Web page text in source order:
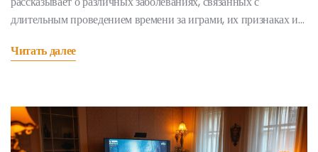
длительным проведением времени за играми, их признаках и
и что делать, чтобы сохранить здоровье, не отказываясь от
Читать далее